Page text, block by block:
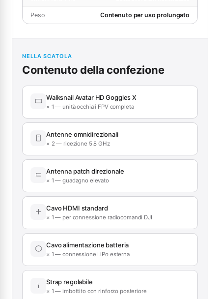
Peso Contenuto per uso prolungato
NELLA SCATOLA
Contenuto della confezione
Walksnail Avatar HD Goggles X
× 1 — unità occhiali FPV completa
Antenne omnidirezionali
× 2 — ricezione 5.8 GHz
Antenna patch direzionale
× 1 — guadagno elevato
Cavo HDMI standard
× 1 — per connessione radiocomandi DJI
Cavo alimentazione batteria
× 1 — connessione LiPo esterna
Strap regolabile
× 1 — imbottito con rinforzo posteriore